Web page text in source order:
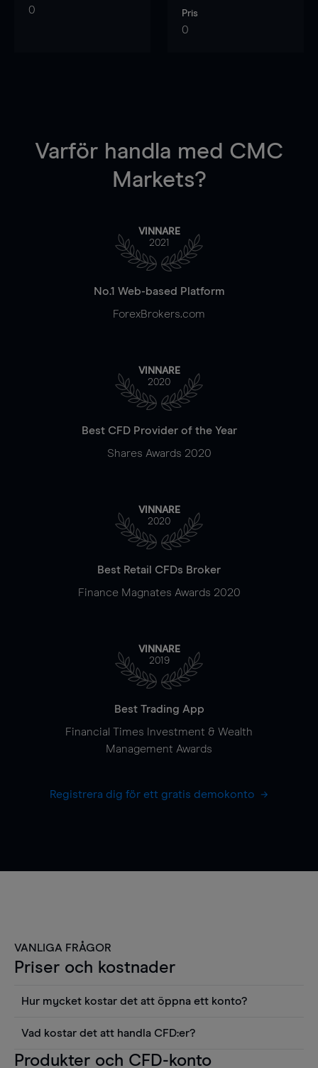
0 Pris
0
Varför handla med CMC
Markets?
VINNARE
2021
No.1 Web-based Platform
ForexBrokers.com
VINNARE
2020
Best CFD Provider of the Year
Shares Awards 2020
VINNARE
2020
Best Retail CFDs Broker
Finance Magnates Awards 2020
VINNARE
2019
Best Trading App
Financial Times Investment & Wealth
Management Awards
Registrera dig för ett gratis demokonto
VANLIGA FRÅGOR
Priser och kostnader
Hur mycket kostar det att öppna ett konto?
använda sådana verktyg som diagram, Reuters
Vad kostar det att handla CFD:er?
Det är en rad kostnader att tänka på när man
Produkter och CFD-konto